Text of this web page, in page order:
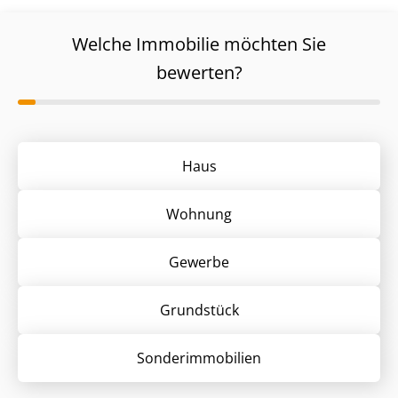
Welche Immobilie möchten Sie
bewerten?
Haus
Wohnung
Gewerbe
Grund­stück
Sonder­immobilien